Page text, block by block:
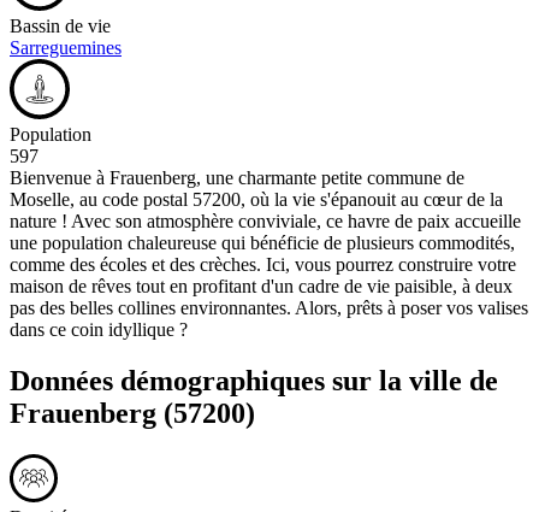
Bassin de vie
Sarreguemines
Population
597
Bienvenue à Frauenberg, une charmante petite commune de
Moselle, au code postal 57200, où la vie s'épanouit au cœur de la
nature ! Avec son atmosphère conviviale, ce havre de paix accueille
une population chaleureuse qui bénéficie de plusieurs commodités,
comme des écoles et des crèches. Ici, vous pourrez construire votre
maison de rêves tout en profitant d'un cadre de vie paisible, à deux
pas des belles collines environnantes. Alors, prêts à poser vos valises
dans ce coin idyllique ?
Données démographiques sur la ville de
Frauenberg (57200)